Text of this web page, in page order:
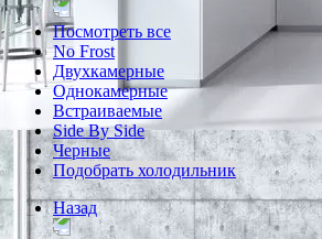
Посмотреть все
No Frost
Двухкамерные
Однокамерные
Встраиваемые
Side By Side
Черные
Подобрать холодильник
Назад